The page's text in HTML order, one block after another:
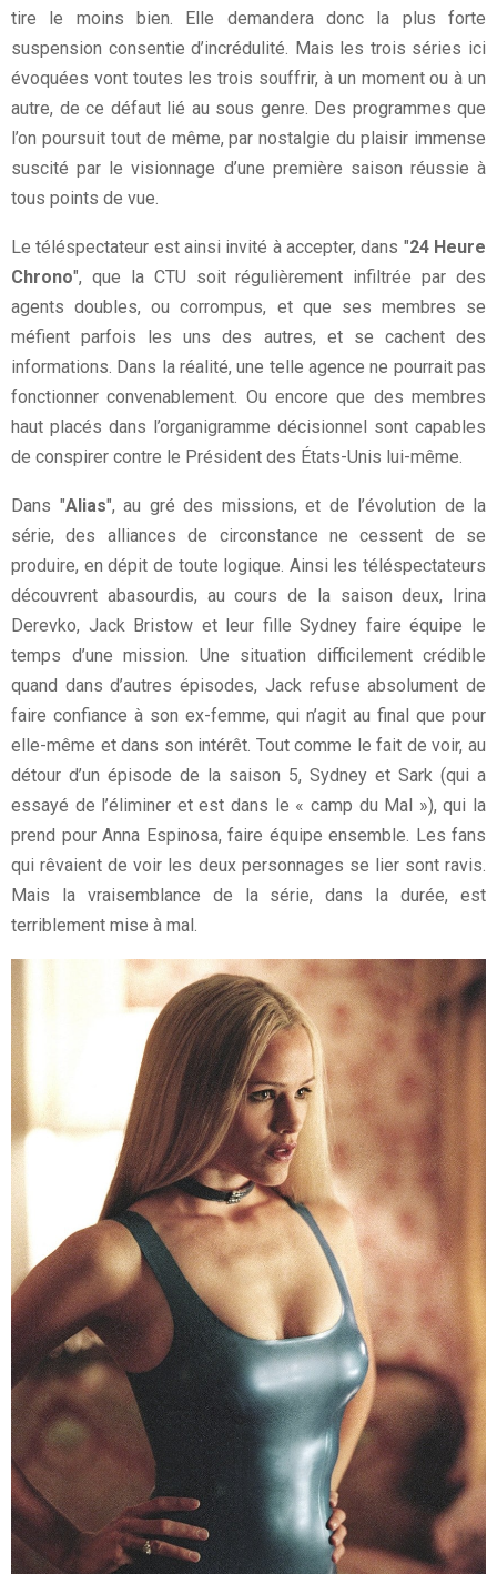
tire le moins bien. Elle demandera donc la plus forte
suspension consentie d’incrédulité. Mais les trois séries ici
évoquées vont toutes les trois souffrir, à un moment ou à un
autre, de ce défaut lié au sous genre. Des programmes que
l’on poursuit tout de même, par nostalgie du plaisir immense
suscité par le visionnage d’une première saison réussie à
tous points de vue.
Le téléspectateur est ainsi invité à accepter, dans "24 Heure
Chrono", que la CTU soit régulièrement infiltrée par des
agents doubles, ou corrompus, et que ses membres se
méfient parfois les uns des autres, et se cachent des
informations. Dans la réalité, une telle agence ne pourrait pas
fonctionner convenablement. Ou encore que des membres
haut placés dans l’organigramme décisionnel sont capables
de conspirer contre le Président des États-Unis lui-même.
Dans "Alias", au gré des missions, et de l’évolution de la
série, des alliances de circonstance ne cessent de se
produire, en dépit de toute logique. Ainsi les téléspectateurs
découvrent abasourdis, au cours de la saison deux, Irina
Derevko, Jack Bristow et leur fille Sydney faire équipe le
temps d’une mission. Une situation difficilement crédible
quand dans d’autres épisodes, Jack refuse absolument de
faire confiance à son ex-femme, qui n’agit au final que pour
elle-même et dans son intérêt. Tout comme le fait de voir, au
détour d’un épisode de la saison 5, Sydney et Sark (qui a
essayé de l’éliminer et est dans le « camp du Mal »), qui la
prend pour Anna Espinosa, faire équipe ensemble. Les fans
qui rêvaient de voir les deux personnages se lier sont ravis.
Mais la vraisemblance de la série, dans la durée, est
terriblement mise à mal.